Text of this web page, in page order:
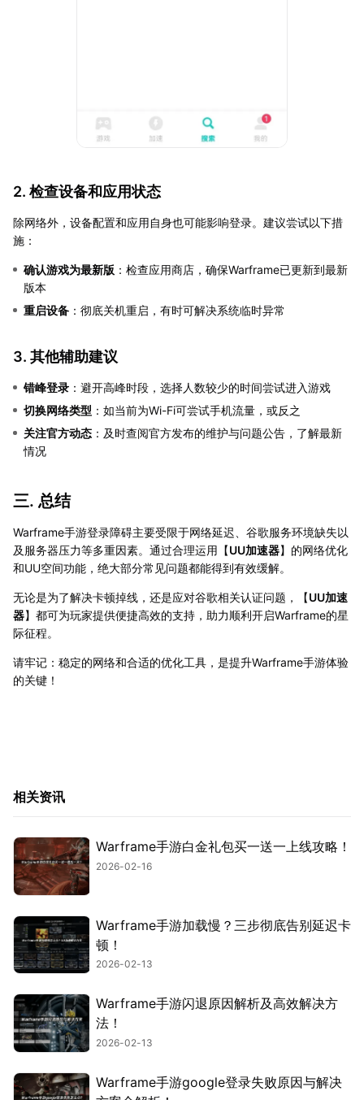
2. 检查设备和应用状态
除网络外，设备配置和应用自身也可能影响登录。建议尝试以下措
施：
确认游戏为最新版 ：检查应用商店，确保Warframe已更新到最新
版本
重启设备 ：彻底关机重启，有时可解决系统临时异常
3. 其他辅助建议
错峰登录 ：避开高峰时段，选择人数较少的时间尝试进入游戏
切换网络类型 ：如当前为Wi-Fi可尝试手机流量，或反之
关注官方动态 ：及时查阅官方发布的维护与问题公告，了解最新
情况
三. 总结
Warframe手游登录障碍主要受限于网络延迟、谷歌服务环境缺失以
及服务器压力等多重因素。通过合理运用【UU加速器】的网络优化
和UU空间功能，绝大部分常见问题都能得到有效缓解。
无论是为了解决卡顿掉线，还是应对谷歌相关认证问题，【UU加速
器】都可为玩家提供便捷高效的支持，助力顺利开启Warframe的星
际征程。
请牢记：稳定的网络和合适的优化工具，是提升Warframe手游体验
的关键！
相关资讯
Warframe手游白金礼包买一送一上线攻略！
2026-02-16
Warframe手游加载慢？三步彻底告别延迟卡
顿！
2026-02-13
Warframe手游闪退原因解析及高效解决方
法！
2026-02-13
Warframe手游google登录失败原因与解决